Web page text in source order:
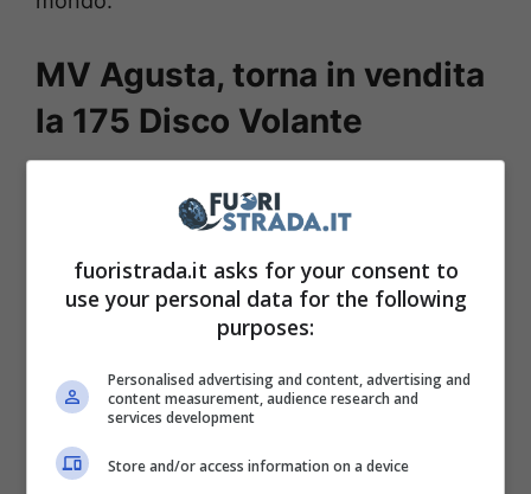
MV Agusta, torna in vendita
la 175 Disco Volante
Abbiamo introdotto il nostro discorso
parlandovi di una moto d’epoca, e per chi ne
volesse acquistare una, sul mercato dell’usato
non mancano le occasioni. Sul sito web
troviamo una MV Agusta 175
Disco Volante al prezzo di soli 17.900 euro
attualmente locata presso Reggio Emilia
garantiamo che per ciò che vale questa moto
fuoristrada.it asks for your consent to
use your personal data for the following
purposes:
Personalised advertising and content, advertising and
content measurement, audience research and
services development
Store and/or access information on a device